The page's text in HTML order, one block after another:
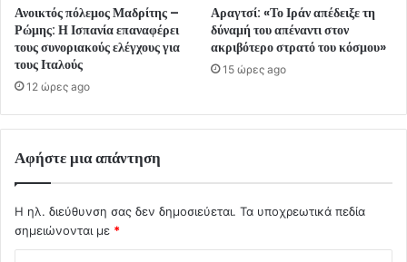
Ανοικτός πόλεμος Μαδρίτης –
Ρώμης: Η Ισπανία επαναφέρει
τους συνοριακούς ελέγχους για
τους Ιταλούς
12 ώρες ago
Αραγτσί: «Το Ιράν απέδειξε τη
δύναμή του απέναντι στον
ακριβότερο στρατό του κόσμου»
15 ώρες ago
Αφήστε μια απάντηση
Η ηλ. διεύθυνση σας δεν δημοσιεύεται. Τα υποχρεωτικά πεδία
σημειώνονται με *